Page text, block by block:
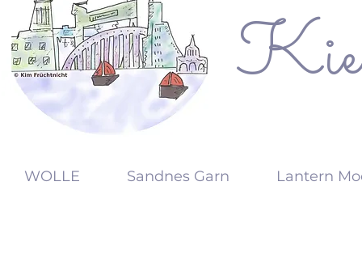
KW
WOLLE Sandnes Garn Lantern